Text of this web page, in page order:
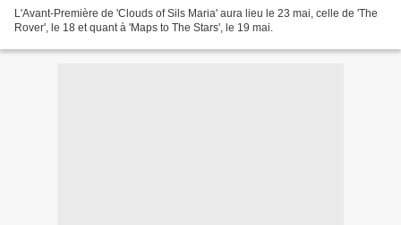
L'Avant-Première de 'Clouds of Sils Maria' aura lieu le 23 mai, celle de 'The
Rover', le 18 et quant à 'Maps to The Stars', le 19 mai.